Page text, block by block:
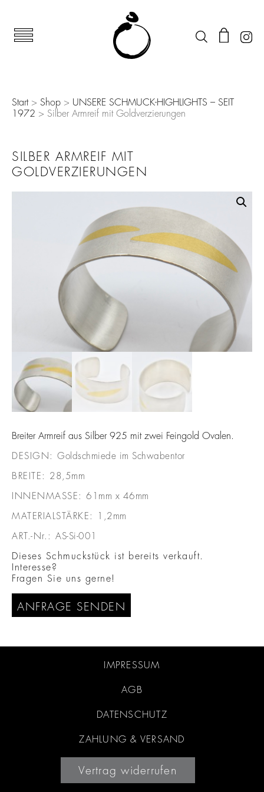
Start> Shop > UNSERE SCHMUCK-HIGHLIGHTS – SEIT
1972 > Silber Armreif mit Goldverzierungen
SILBER ARMREIF MIT
GOLDVERZIERUNGEN
Breiter Armreif aus Silber 925 mit zwei Feingold Ovalen.
DESIGN: Goldschmiede im Schwabentor
BREITE: 28,5mm
INNENMASSE: 61mm x 46mm
MATERIALSTÄRKE: 1,2mm
ART.-Nr.: AS-Si-001
Dieses Schmuckstück ist bereits verkauft.
Interesse?
Fragen Sie uns gerne!
ANFRAGE SENDEN
IMPRESSUM
AGB
DATENSCHUTZ
ZAHLUNG & VERSAND
Vertrag widerrufen